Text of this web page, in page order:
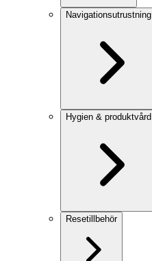
Navigationsutrustning
Hygien & produktvård
Resetillbehör